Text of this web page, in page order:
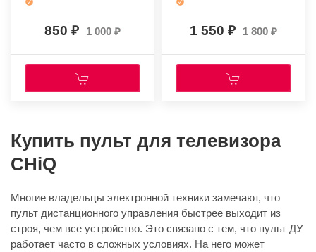
850 1 000 1 550 1 800
Купить пульт для телевизора
CHiQ
Многие владельцы электронной техники замечают, что
пульт дистанционного управления быстрее выходит из
строя, чем все устройство. Это связано с тем, что пульт ДУ
работает часто в сложных условиях. На него может